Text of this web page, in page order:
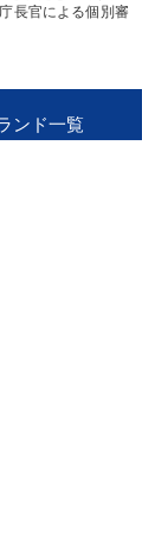
長官による個別審
ンド一覧